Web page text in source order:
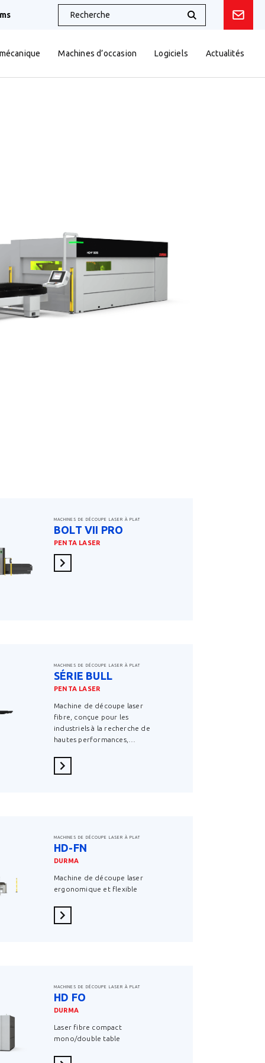
Machines d’occasion Logiciels Actualités
MACHINES DE DÉCOUPE LASER À PLAT
BOLT VII PRO
PENTA LASER
En savoir plus
MACHINES DE DÉCOUPE LASER À PLAT
SÉRIE BULL
PENTA LASER
Machine de découpe laser
fibre, conçue pour les
industriels à la recherche de
hautes performances,…
En savoir plus
MACHINES DE DÉCOUPE LASER À PLAT
HD-FN
DURMA
Machine de découpe laser
ergonomique et flexible
En savoir plus
MACHINES DE DÉCOUPE LASER À PLAT
HD FO
DURMA
Laser fibre compact
mono/double table